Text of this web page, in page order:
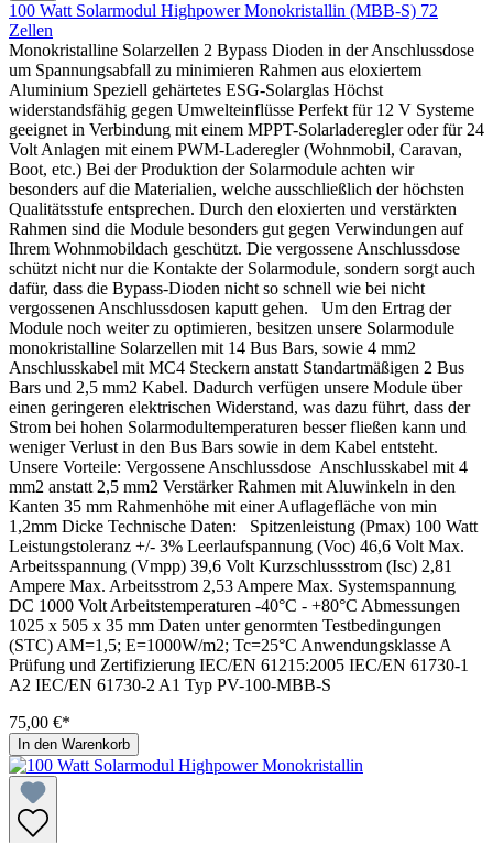
100 Watt Solarmodul Highpower Monokristallin (MBB-S) 72
Zellen
Monokristalline Solarzellen 2 Bypass Dioden in der Anschlussdose
um Spannungsabfall zu minimieren Rahmen aus eloxiertem
Aluminium Speziell gehärtetes ESG-Solarglas Höchst
widerstandsfähig gegen Umwelteinflüsse Perfekt für 12 V Systeme
geeignet in Verbindung mit einem MPPT-Solarladeregler oder für 24
Volt Anlagen mit einem PWM-Laderegler (Wohnmobil, Caravan,
Boot, etc.) Bei der Produktion der Solarmodule achten wir
besonders auf die Materialien, welche ausschließlich der höchsten
Qualitätsstufe entsprechen. Durch den eloxierten und verstärkten
Rahmen sind die Module besonders gut gegen Verwindungen auf
Ihrem Wohnmobildach geschützt. Die vergossene Anschlussdose
schützt nicht nur die Kontakte der Solarmodule, sondern sorgt auch
dafür, dass die Bypass-Dioden nicht so schnell wie bei nicht
vergossenen Anschlussdosen kaputt gehen. Um den Ertrag der
Module noch weiter zu optimieren, besitzen unsere Solarmodule
monokristalline Solarzellen mit 14 Bus Bars, sowie 4 mm2
Anschlusskabel mit MC4 Steckern anstatt Standartmäßigen 2 Bus
Bars und 2,5 mm2 Kabel. Dadurch verfügen unsere Module über
einen geringeren elektrischen Widerstand, was dazu führt, dass der
Strom bei hohen Solarmodultemperaturen besser fließen kann und
weniger Verlust in den Bus Bars sowie in dem Kabel entsteht.
Unsere Vorteile: Vergossene Anschlussdose Anschlusskabel mit 4
mm2 anstatt 2,5 mm2 Verstärker Rahmen mit Aluwinkeln in den
Kanten 35 mm Rahmenhöhe mit einer Auflagefläche von min
1,2mm Dicke Technische Daten: Spitzenleistung (Pmax) 100 Watt
Leistungstoleranz +/- 3% Leerlaufspannung (Voc) 46,6 Volt Max.
Arbeitsspannung (Vmpp) 39,6 Volt Kurzschlussstrom (Isc) 2,81
Ampere Max. Arbeitsstrom 2,53 Ampere Max. Systemspannung
DC 1000 Volt Arbeitstemperaturen -40°C - +80°C Abmessungen
1025 x 505 x 35 mm Daten unter genormten Testbedingungen
(STC) AM=1,5; E=1000W/m2; Tc=25°C Anwendungsklasse A
Prüfung und Zertifizierung IEC/EN 61215:2005 IEC/EN 61730-1
A2 IEC/EN 61730-2 A1 Typ PV-100-MBB-S
75,00 €*
In den Warenkorb